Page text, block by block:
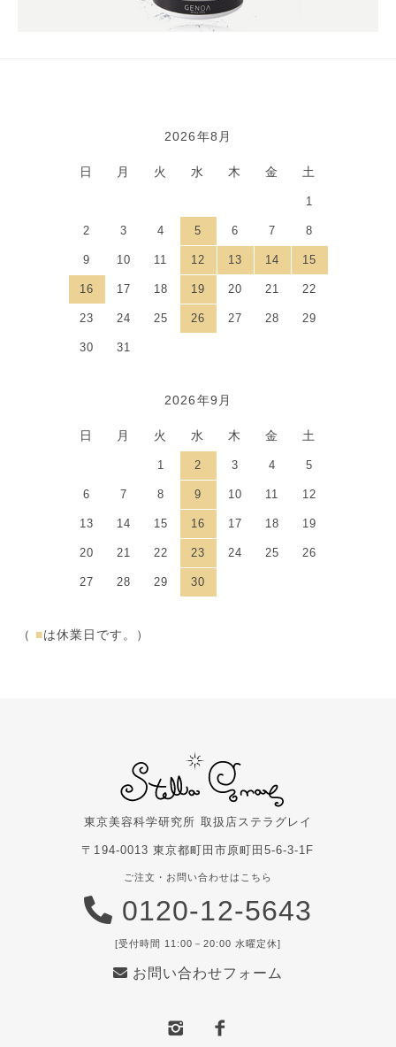
2026年8月
日 月 火 水 木 金 土
1
2 3 4 5 6 7 8
9 10 11 12 13 14 15
16 17 18 19 20 21 22
23 24 25 26 27 28 29
30 31
2026年9月
日 月 火 水 木 金 土
1 2 3 4 5
6 7 8 9 10 11 12
13 14 15 16 17 18 19
20 21 22 23 24 25 26
27 28 29 30
（ ■は休業日です。）
東京美容科学研究所 取扱店 ステラグレイ
〒194-0013 東京都町田市原町田5-6-3-1F
ご注文・お問い合わせはこちら
0120-12-5643
[受付時間 11:00－20:00 水曜定休]
お問い合わせフォーム